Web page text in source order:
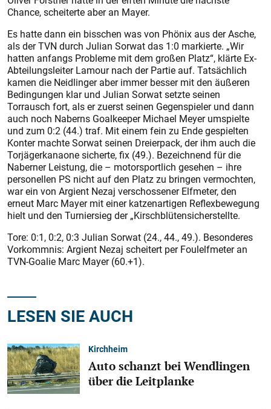
Chance, scheiterte aber an Mayer.
Es hatte dann ein bisschen was von Phönix aus der Asche,
als der TVN durch Julian Sorwat das 1:0 markierte. „Wir
hatten anfangs Probleme mit dem großen Platz“, klärte Ex-
Abteilungsleiter Lamour nach der Partie auf. Tatsächlich
kamen die Neidlinger aber immer besser mit den äußeren
Bedingungen klar und Julian Sorwat setzte seinen
Torrausch fort, als er zuerst seinen Gegenspieler und dann
auch noch Naberns Goalkeeper Michael Meyer umspielte
und zum 0:2 (44.) traf. Mit einem fein zu Ende gespielten
Konter machte Sorwat seinen Dreierpack, der ihm auch die
Torjägerkanaone sicherte, fix (49.). Bezeichnend für die
Naberner Leistung, die – motorsportlich gesehen – ihre
personellen PS nicht auf den Platz zu bringen vermochten,
war ein von Argient Nezaj verschossener Elfmeter, den
erneut Marc Mayer mit einer katzenartigen Reflexbewegung
hielt und den Turniersieg der „Kirschblütensicherstellte.
Tore: 0:1, 0:2, 0:3 Julian Sorwat (24., 44., 49.). Besonderes
Vorkommnis: Argient Nezaj scheitert per Foulelfmeter an
TVN-Goalie Marc Mayer (60.+1).
LESEN SIE AUCH
Kirchheim
Auto schanzt bei Wendlingen
über die Leitplanke